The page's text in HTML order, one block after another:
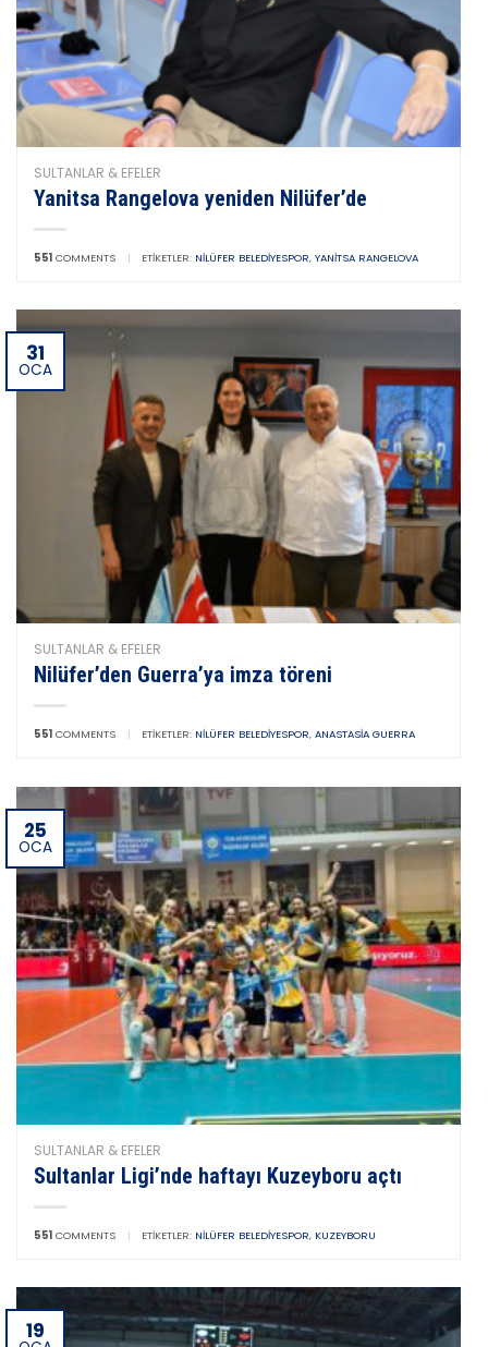
SULTANLAR & EFELER
Yanitsa Rangelova yeniden Nilüfer’de
551 COMMENTS | ETIKETLER: NILÜFER BELEDIYESPOR, YANITSA RANGELOVA
31
OCA
SULTANLAR & EFELER
Nilüfer’den Guerra’ya imza töreni
551 COMMENTS | ETIKETLER: NILÜFER BELEDIYESPOR, ANASTASIA GUERRA
25
OCA
SULTANLAR & EFELER
Sultanlar Ligi’nde haftayı Kuzeyboru açtı
551 COMMENTS | ETIKETLER: NILÜFER BELEDIYESPOR, KUZEYBORU
19